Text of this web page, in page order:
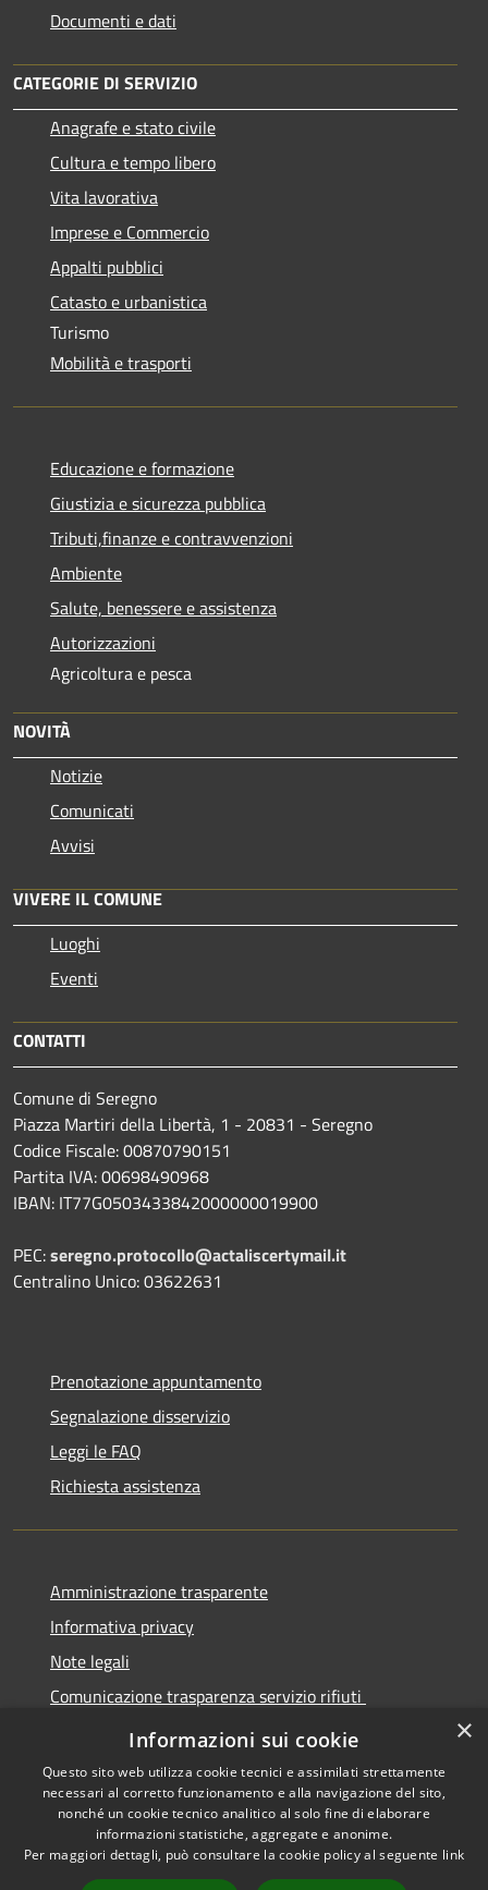
Documenti e dati
CATEGORIE DI SERVIZIO
Anagrafe e stato civile
Cultura e tempo libero
Vita lavorativa
Imprese e Commercio
Appalti pubblici
Catasto e urbanistica
Turismo
Mobilità e trasporti
Educazione e formazione
Giustizia e sicurezza pubblica
Tributi,finanze e contravvenzioni
Ambiente
Salute, benessere e assistenza
Autorizzazioni
Agricoltura e pesca
NOVITÀ
Notizie
Comunicati
Avvisi
VIVERE IL COMUNE
Luoghi
Eventi
CONTATTI
Comune di Seregno
Piazza Martiri della Libertà, 1 - 20831 - Seregno
Codice Fiscale: 00870790151
Partita IVA: 00698490968
IBAN: IT77G0503433842000000019900
PEC:seregno.protocollo@actaliscertymail.it
Centralino Unico: 03622631
Prenotazione appuntamento
Segnalazione disservizio
Leggi le FAQ
Richiesta assistenza
Amministrazione trasparente
Informativa privacy
Note legali
Comunicazione trasparenza servizio rifiuti
Dichiarazione di accessibilità
Accessibilità
Copyright © 2026 • Città di
Seregno • Powered by
×
Informazioni sui cookie
Questo sito web utilizza cookie tecnici e assimilati strettamente
necessari al corretto funzionamento e alla navigazione del sito,
nonché un cookie tecnico analitico al solo fine di elaborare
informazioni statistiche, aggregate e anonime.
Per maggiori dettagli, può consultare la cookie policy al seguente link